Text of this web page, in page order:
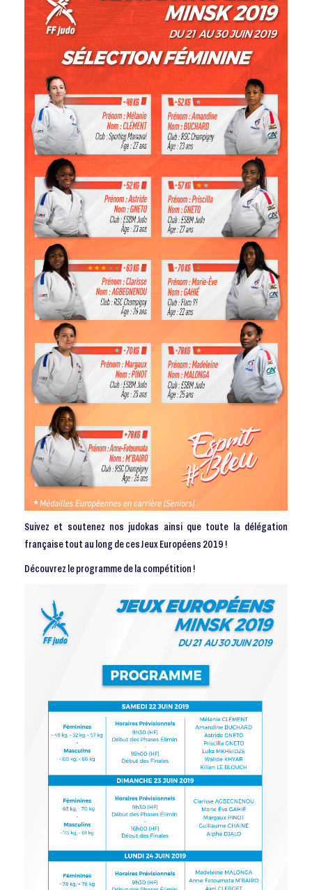
Suivez et soutenez nos judokas ainsi que toute la délégation
française tout au long de ces Jeux Européens 2019 !
Découvrez le programme de la compétition !